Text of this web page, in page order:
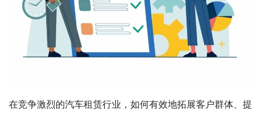
在竞争激烈的汽车租赁行业，如何有效地拓展客户群体、提